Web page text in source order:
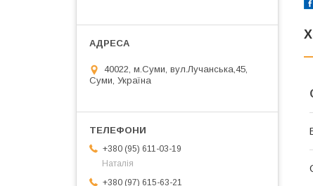
40022, м.Суми, вул.Лучанська,45,
Суми, Україна
+380 (95) 611-03-19
Наталія
+380 (97) 615-63-21